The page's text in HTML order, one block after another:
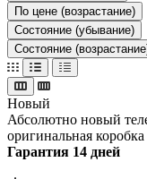
По цене (возрастание)
Состояние (убывание)
Состояние
Новый
Абсолютно новый
оригинальная
Гарантия 14 дней